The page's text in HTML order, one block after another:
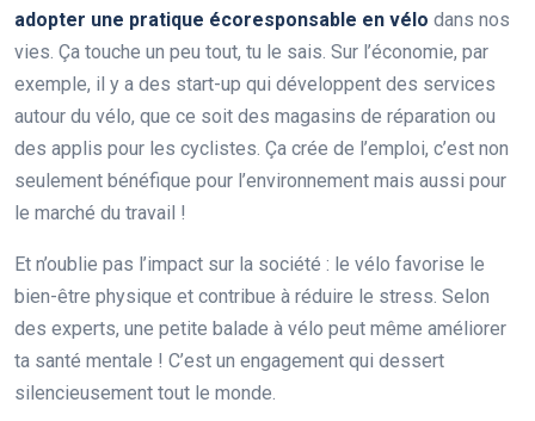
adopter une pratique écoresponsable en vélo dans nos
vies. Ça touche un peu tout, tu le sais. Sur l’économie, par
exemple, il y a des start-up qui développent des services
autour du vélo, que ce soit des magasins de réparation ou
des applis pour les cyclistes. Ça crée de l’emploi, c’est non
seulement bénéfique pour l’environnement mais aussi pour
le marché du travail !
Et n’oublie pas l’impact sur la société : le vélo favorise le
bien-être physique et contribue à réduire le stress. Selon
des experts, une petite balade à vélo peut même améliorer
ta santé mentale ! C’est un engagement qui dessert
silencieusement tout le monde.